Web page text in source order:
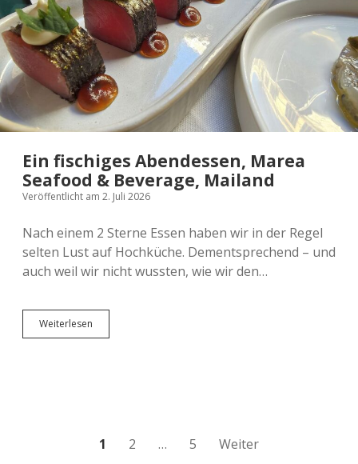
voll
sein)
Ein fischiges Abendessen, Marea
Seafood & Beverage, Mailand
Veröffentlicht am 2. Juli 2026
Nach einem 2 Sterne Essen haben wir in der Regel
selten Lust auf Hochküche. Dementsprechend – und
auch weil wir nicht wussten, wie wir den…
Weiterlesen
fischiges
Seitennummerierung
1 2 … 5 Weiter